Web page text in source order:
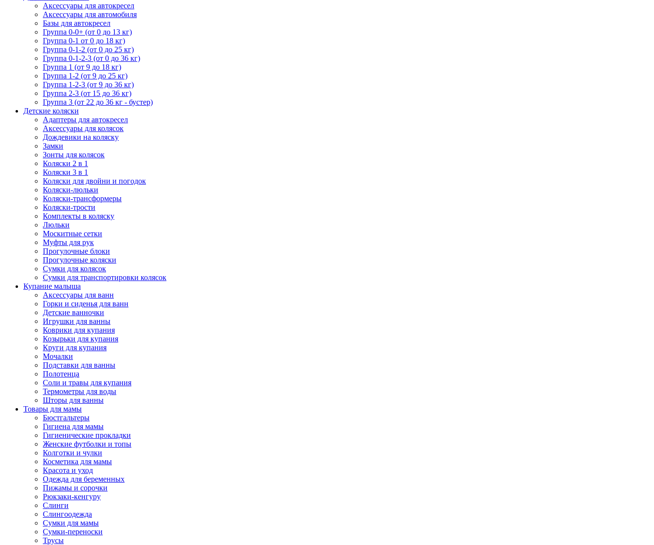
Аксессуары для автокресел
Аксессуары для автомобиля
Базы для автокресел
Группа 0-0+ (от 0 до 13 кг)
Группа 0-1 от 0 до 18 кг)
Группа 0-1-2 (от 0 до 25 кг)
Группа 0-1-2-3 (от 0 до 36 кг)
Группа 1 (от 9 до 18 кг)
Группа 1-2 (от 9 до 25 кг)
Группа 1-2-3 (от 9 до 36 кг)
Группа 2-3 (от 15 до 36 кг)
Группа 3 (от 22 до 36 кг - бустер)
Детские коляски
Адаптеры для автокресел
Аксессуары для колясок
Дождевики на коляску
Замки
Зонты для колясок
Коляски 2 в 1
Коляски 3 в 1
Коляски для двойни и погодок
Коляски-люльки
Коляски-трансформеры
Коляски-трости
Комплекты в коляску
Люльки
Москитные сетки
Муфты для рук
Прогулочные блоки
Прогулочные коляски
Сумки для колясок
Сумки для транспортировки колясок
Купание малыша
Аксессуары для ванн
Горки и сиденья для ванн
Детские ванночки
Игрушки для ванны
Коврики для купания
Козырьки для купания
Круги для купания
Мочалки
Подставки для ванны
Полотенца
Соли и травы для купания
Термометры для воды
Шторы для ванны
Товары для мамы
Бюстгальтеры
Гигиена для мамы
Гигиенические прокладки
Женские футболки и топы
Колготки и чулки
Косметика для мамы
Красота и уход
Одежда для беременных
Пижамы и сорочки
Рюкзаки-кенгуру
Слинги
Слингоодежда
Сумки для мамы
Сумки-переноски
Трусы